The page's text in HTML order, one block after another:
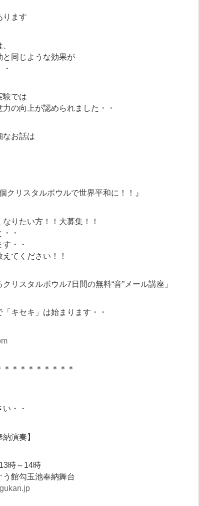
ります
と同じような効果が
験では
の向上が認められました・・
なお話は
クリスタルボウルで世界平和に！！』
りたい方！！大募集！！
・
・・
てください！！
リスタルボウル7日間の無料“音”メール講座」
キセキ」は始まります・・
＊＊＊＊＊＊＊＊
・・
演奏】
時～14時
館勾玉池奉納舞台